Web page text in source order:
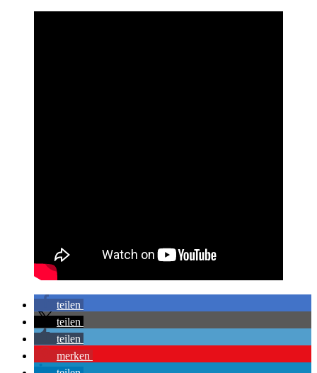
teilen
teilen
teilen
merken